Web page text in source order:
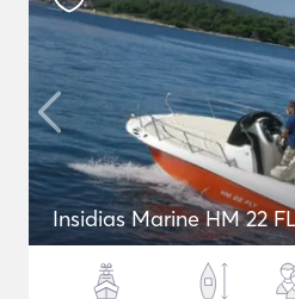
Insidias Marine HM 22